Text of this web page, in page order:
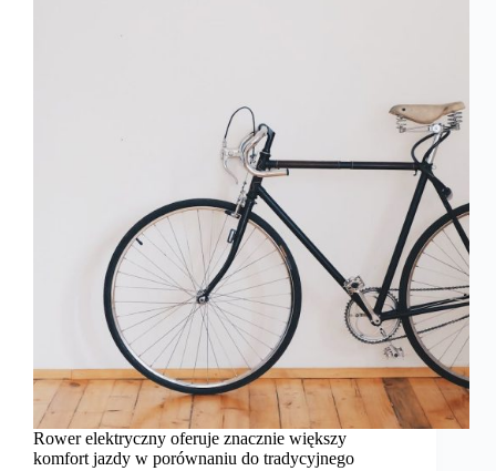
Rower elektryczny oferuje znacznie większy
komfort jazdy w porównaniu do tradycyjnego